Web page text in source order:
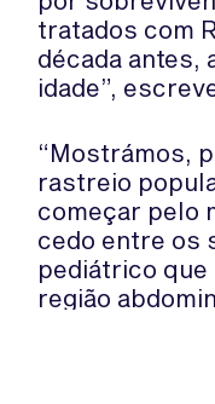
tratados com
década antes,
idade”,
“Mostrámos,
rastreio
começar pelo
cedo entre os
pediátrico que
região